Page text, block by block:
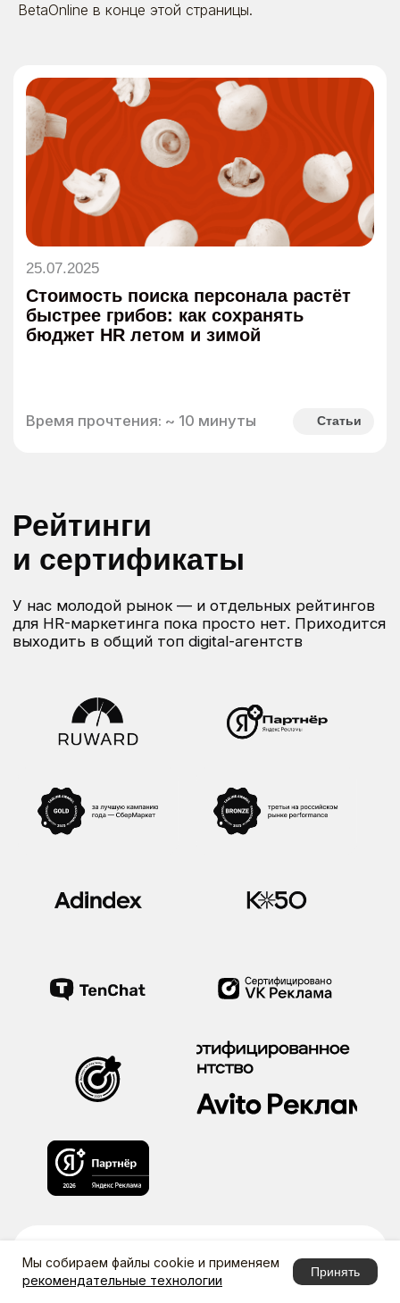
Мы собираем файлы cookie и применяем
рекомендательные технологии
Принять
BetaOnline в конце этой страницы.